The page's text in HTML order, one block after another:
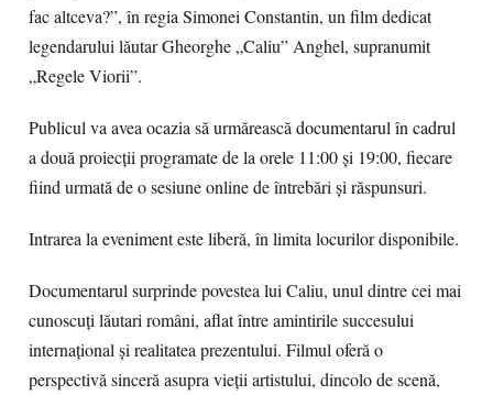
fac altceva?”, în regia Simonei Constantin, un film dedicat
legendarului lăutar Gheorghe „Caliu” Anghel, supranumit
„Regele Viorii”.
Publicul va avea ocazia să urmărească documentarul în cadrul
a două proiecții programate de la orele 11:00 și 19:00, fiecare
fiind urmată de o sesiune online de întrebări și răspunsuri.
Intrarea la eveniment este liberă, în limita locurilor disponibile.
Documentarul surprinde povestea lui Caliu, unul dintre cei mai
cunoscuți lăutari români, aflat între amintirile succesului
internațional și realitatea prezentului. Filmul oferă o
perspectivă sinceră asupra vieții artistului, dincolo de scenă,